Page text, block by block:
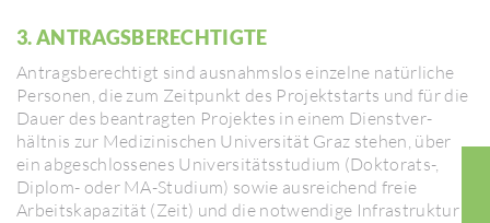
3. ANTRAGS­BE­RECH­TIGTE
Antrags­be­rech­tigt sind ausnahmslos einzelne natürliche
Personen, die zum Zeit­punkt des Projekt­starts und für die
Dauer des bean­tragten Projektes in einem Dienst­ver­
hältnis zur Medi­zi­ni­schen Univer­sität Graz stehen, über
ein abge­schlos­senes Univer­si­täts­stu­dium (Dokto­rats-,
Diplom- oder MA-Studium) sowie ausrei­chend freie
Arbeits­ka­pa­zität (Zeit) und die notwen­dige Infra­struktur